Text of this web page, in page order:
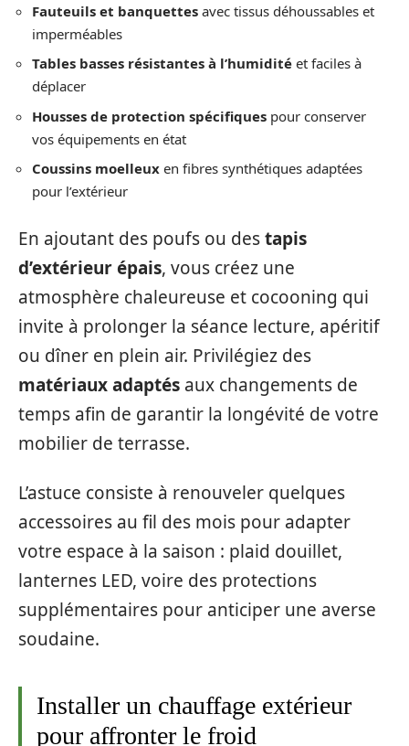
Fauteuils et banquettes avec tissus déhoussables et
imperméables
Tables basses résistantes à l’humidité et faciles à
déplacer
Housses de protection spécifiques pour conserver
vos équipements en état
Coussins moelleux en fibres synthétiques adaptées
pour l’extérieur
En ajoutant des poufs ou destapis
d’extérieur épais, vous créez une
atmosphère chaleureuse et cocooning qui
invite à prolonger la séance lecture, apéritif
ou dîner en plein air. Privilégiez des
matériaux adaptés aux changements de
temps afin de garantir la longévité de votre
mobilier de terrasse.
L’astuce consiste à renouveler quelques
accessoires au fil des mois pour adapter
votre espace à la saison : plaid douillet,
lanternes LED, voire des protections
supplémentaires pour anticiper une averse
soudaine.
Installer un chauffage extérieur
pour affronter le froid